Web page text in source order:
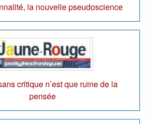
la nouvelle pseudoscience
critique n’est que ruine de la
pensée